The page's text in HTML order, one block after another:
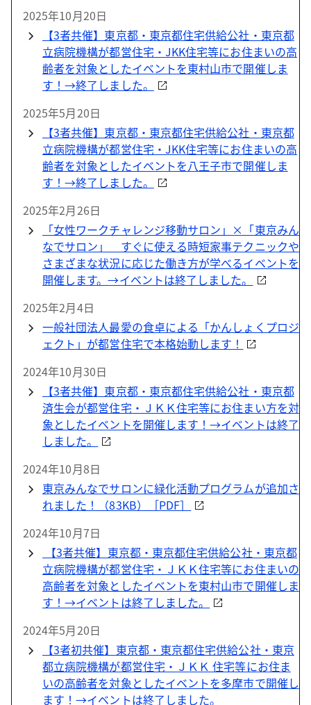
2025年10月20日
【3者共催】東京都・東京都住宅供給公社・東京都
立病院機構が都営住宅・JKK住宅等にお住まいの高
齢者を対象としたイベントを東村山市で開催しま
す！→終了しました。
2025年5月20日
【3者共催】東京都・東京都住宅供給公社・東京都
立病院機構が都営住宅・JKK住宅等にお住まいの高
齢者を対象としたイベントを八王子市で開催しま
す！→終了しました。
2025年2月26日
「女性ワークチャレンジ移動サロン」×「東京みん
なでサロン」 すぐに使える時短家事テクニックや
さまざまな状況に応じた働き方が学べるイベントを
開催します。→イベントは終了しました。
2025年2月4日
一般社団法人最愛の食卓による「かんしょくプロジ
ェクト」が都営住宅で本格始動します！
2024年10月30日
【3者共催】東京都・東京都住宅供給公社・東京都
済生会が都営住宅・ＪＫＫ住宅等にお住まい方を対
象としたイベントを開催します！→イベントは終了
しました。
2024年10月8日
東京みんなでサロンに緑化活動プログラムが追加さ
れました！（83KB）［PDF］
2024年10月7日
【3者共催】東京都・東京都住宅供給公社・東京都
立病院機構が都営住宅・ＪＫＫ住宅等にお住まいの
高齢者を対象としたイベントを東村山市で開催しま
す！→イベントは終了しました。
2024年5月20日
【3者初共催】東京都・東京都住宅供給公社・東京
都立病院機構が都営住宅・ＪＫＫ 住宅等にお住ま
いの高齢者を対象としたイベントを多摩市で開催し
ます！→イベントは終了しました。